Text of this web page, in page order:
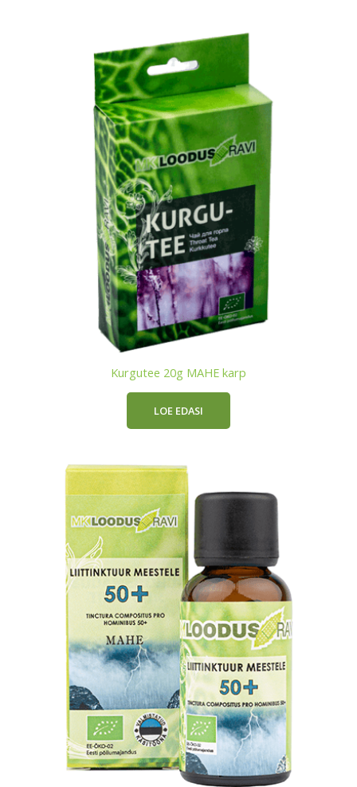
Kurgutee 20g MAHE karp
LOE EDASI